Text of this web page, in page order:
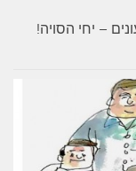
– יחי הסויה!